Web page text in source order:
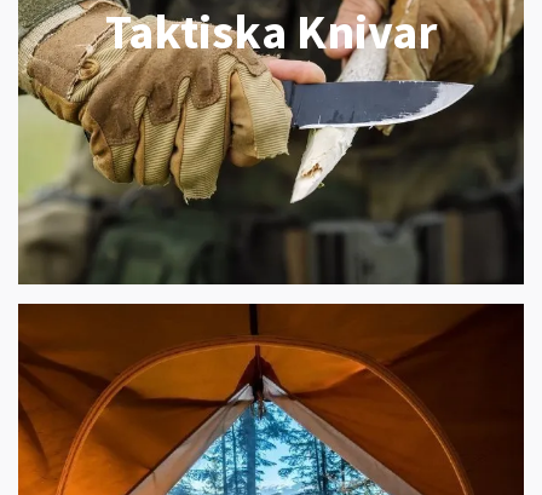
Taktiska Knivar